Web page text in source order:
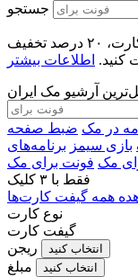
جستجو
تا تاریخ ۳۰ مرداد ۱۴۰۵ با خرید هر گیفت‌کارت، ۲۰ درصد تخفیف
کنید. اطلاعات بیشتر
در مک ضبط صفحه
بازی سیمز
مک فونت برای مک
فقط با ۳ کلیک
همه گیفت کارت‌ها
نوع کارت
گیفت کارت
ریجن
انتخاب کنید
مبلغ انتخاب کنید